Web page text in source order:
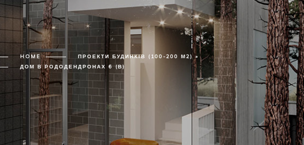
HOME
ПРОЕКТИ БУДИНКІВ (100-200 М2) »
ДОМ В РОДОДЕНДРОНАХ 6 (В)